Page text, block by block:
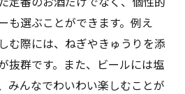
も選ぶことができます。例え
む際には、ねぎやきゅうりを添
抜群です。また、ビールには塩
みんなでわいわい楽しむことが